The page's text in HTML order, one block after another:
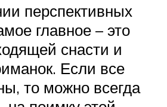
перспективных
главное – это
снасти и
Если все
то можно всегда